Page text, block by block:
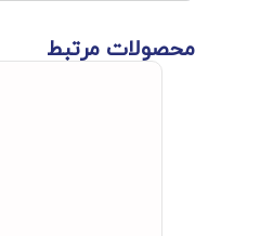
محصولات مرتبط